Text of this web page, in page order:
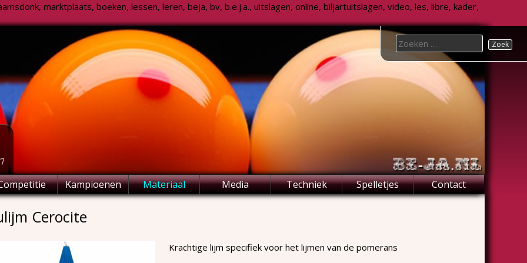
marktplaats, boeken, lessen, leren, beja, bv, b.e.j.a., uitslagen, online, biljartuitslagen, video, les, libre, kader,
Kampioenen Materiaal Media Techniek Spelletjes Contact
Search
for:
Cerocite
Krachtige lijm specifiek voor het lijmen van de pomerans